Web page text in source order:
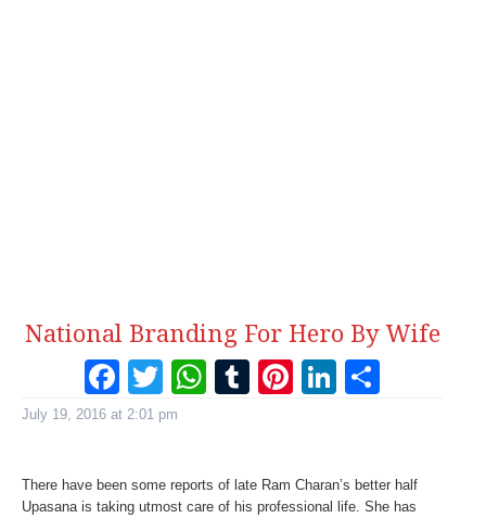
National Branding For Hero By Wife
Facebook
Twitter
WhatsApp
Tumblr
Pinterest
July 19, 2016 at 2:01 pm
There have been some reports of late Ram Charan’s better half
Upasana is taking utmost care of his professional life. She has